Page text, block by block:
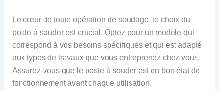
Le cœur de toute opération de soudage, le choix du
poste à souder est crucial. Optez pour un modèle qui
correspond à vos besoins spécifiques et qui est adapté
aux types de travaux que vous entreprenez chez vous.
Assurez-vous que le poste à souder est en bon état de
fonctionnement avant chaque utilisation.